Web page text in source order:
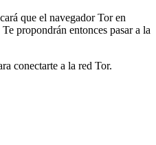
que el navegador Tor en
propondrán entonces pasar a la
conectarte a la red Tor.